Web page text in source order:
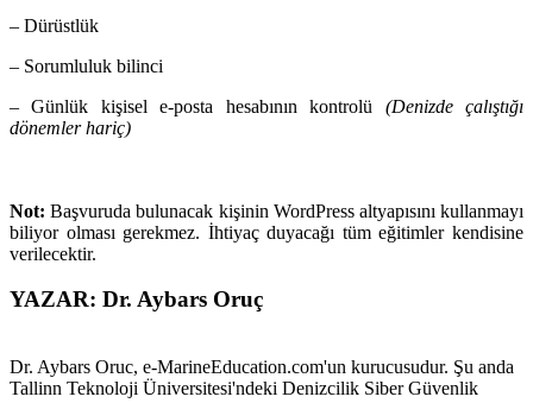
– Dürüstlük
– Sorumluluk bilinci
– Günlük kişisel e-posta hesabının kontrolü (Denizde çalıştığı
dönemler hariç)
Not:Başvuruda bulunacak kişinin WordPress altyapısını kullanmayı
biliyor olması gerekmez. İhtiyaç duyacağı tüm eğitimler kendisine
verilecektir.
YAZAR: Dr. Aybars Oruç
Dr. Aybars Oruc, e-MarineEducation.com'un kurucusudur. Şu anda
Tallinn Teknoloji Üniversitesi'ndeki Denizcilik Siber Güvenlik